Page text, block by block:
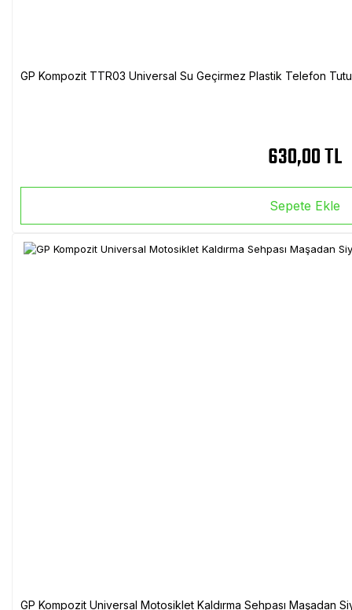
GP Kompozit TTR03 Universal Su Geçirmez Plastik Telefon
630,00 TL
Sepete Ekle
GP Kompozit Universal Motosiklet Kaldırma Sehpası Maşadan